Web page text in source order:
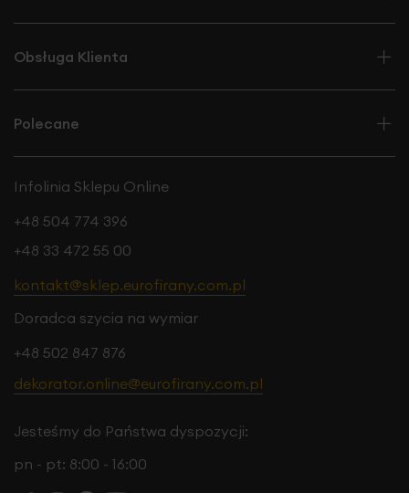
Obsługa Klienta
Polecane
Infolinia Sklepu Online
+48 504 774 396
+48 33 472 55 00
kontakt@sklep.eurofirany.com.pl
Doradca szycia na wymiar
+48 502 847 876
dekorator.online@eurofirany.com.pl
Jesteśmy do Państwa dyspozycji:
pn - pt: 8:00 - 16:00